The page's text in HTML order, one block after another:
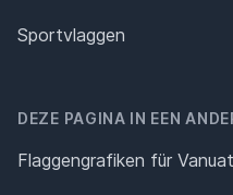
Sportvlaggen
DEZE PAGINA IN EEN
Flaggengrafiken für